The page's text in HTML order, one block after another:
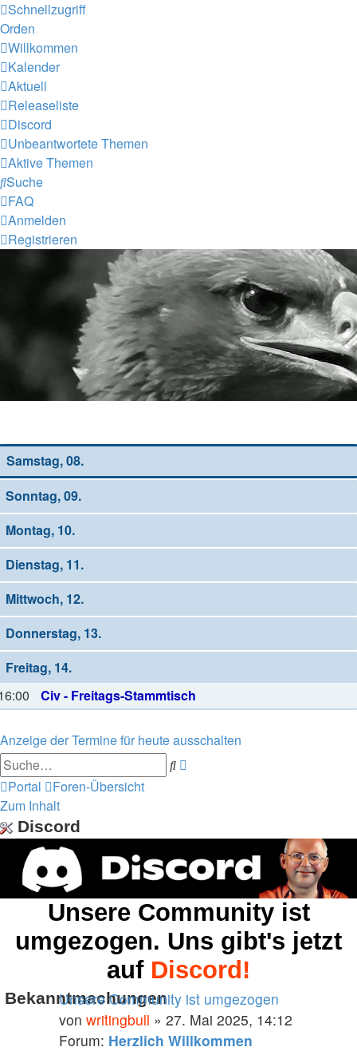
Schnellzugriff
Orden
Willkommen
Kalender
Aktuell
Releaseliste
Discord
Unbeantwortete Themen
Aktive Themen
Suche
FAQ
Anmelden
Registrieren
Samstag, 08.
Sonntag, 09.
Montag, 10.
Dienstag, 11.
Mittwoch, 12.
Donnerstag, 13.
Freitag, 14.
Civ - Freitags-Stammtisch
Anzeige der Termine für heute ausschalten
Suche
Portal
Foren-Übersicht
Zum Inhalt
Discord
Unsere Community ist
umgezogen. Uns gibt's jetzt
auf Discord!
Bekanntmachungen
Unsere Community ist umgezogen
von writingbull » 27. Mai 2025, 14:12
Forum: Herzlich Willkommen